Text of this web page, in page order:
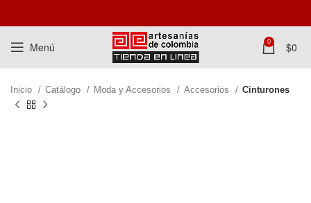
Menú 0 $0
Inicio Catálogo Moda y Accesorios Accesorios Cinturones